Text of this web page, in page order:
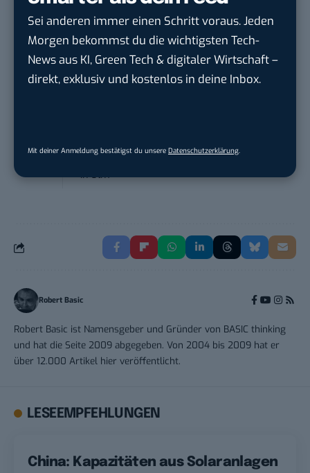
Sei anderen immer einen Schritt voraus. Jeden
Morgen bekommst du die wichtigsten Tech-
News aus KI, Green Tech & digitaler Wirtschaft –
direkt, exklusiv und kostenlos in deine Inbox.
Mit deiner Anmeldung bestätigst du unsere Datenschutzerklärung.
Manag...
FEINMETALL GmbHinHerrenberg bei
Stuttgart
Liebherr-Hausgeräte Ochsenhausen GmbH
inUlm
Robert Basic
Robert Basic ist Namensgeber und Gründer von BASIC thinking
und hat die Seite 2009 abgegeben. Von 2004 bis 2009 hat er
über 12.000 Artikel hier veröffentlicht.
LESEEMPFEHLUNGEN
China: Kapazitäten aus Solaranlagen